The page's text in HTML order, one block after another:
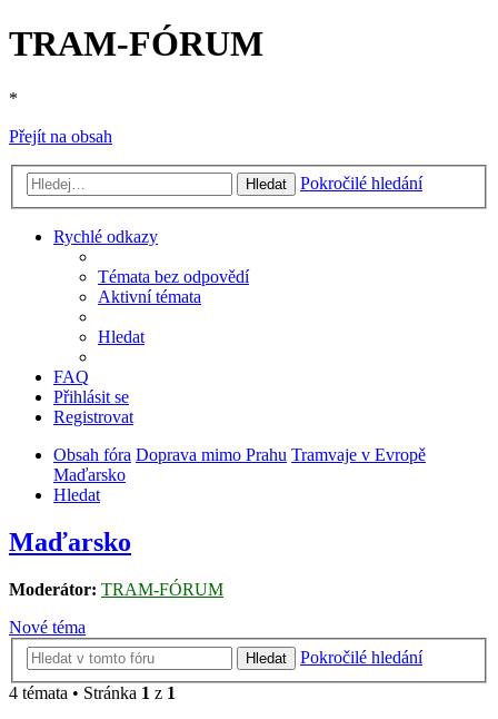
TRAM-FÓRUM
*
Přejít na obsah
Hledat Pokročilé hledání
Rychlé odkazy
Témata bez odpovědí
Aktivní témata
Hledat
FAQ
Přihlásit se
Registrovat
Obsah fóra Doprava mimo Prahu Tramvaje v Evropě
Maďarsko
Hledat
Maďarsko
Moderátor: TRAM-FÓRUM
Nové téma
Hledat
Pokročilé hledání
4 témata • Stránka 1 z 1